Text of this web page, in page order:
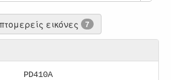
εικόνες 7
PD410A